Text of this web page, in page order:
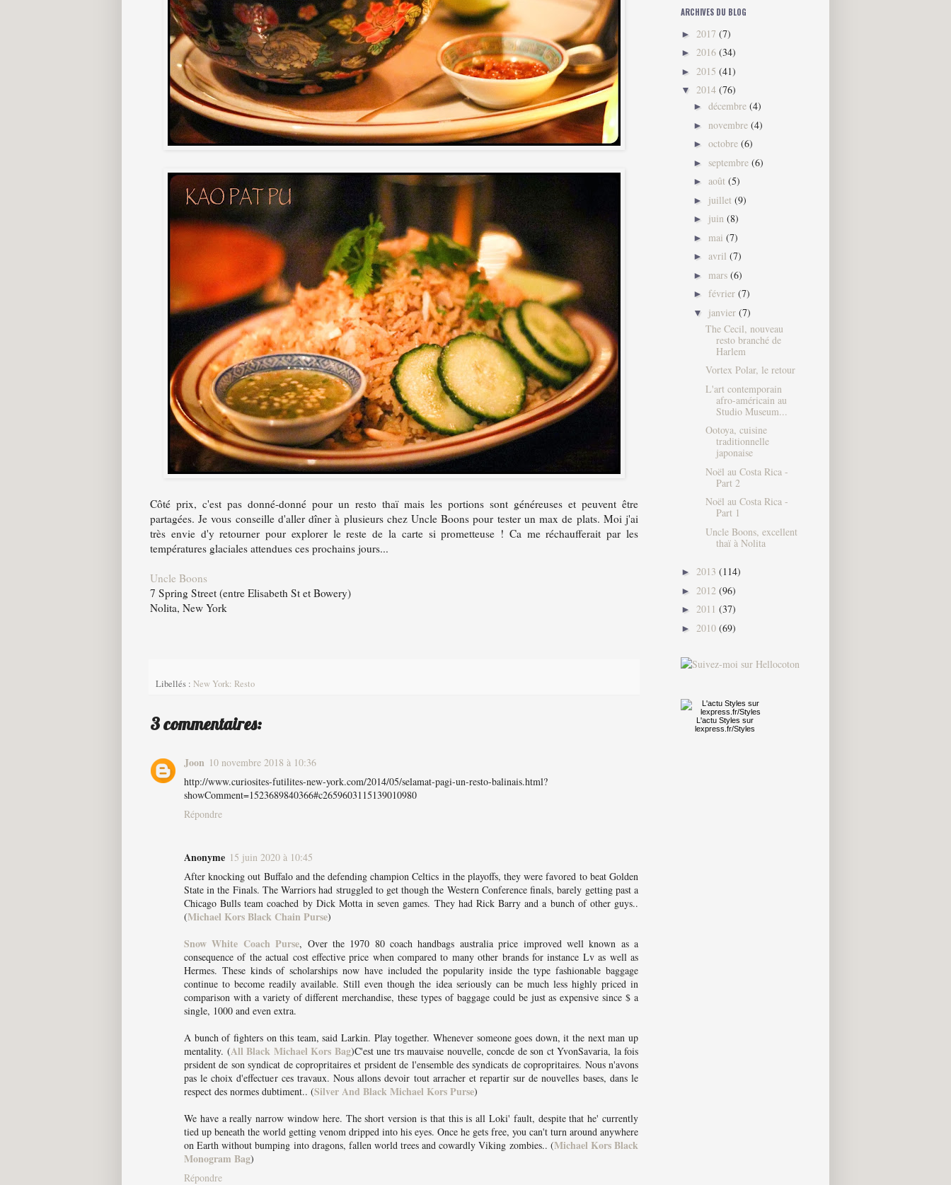
Côté prix, c'est pas donné-donné pour un resto thaï mais les portions sont généreuses et peuvent être
partagées. Je vous conseille d'aller dîner à plusieurs chez Uncle Boons pour tester un max de plats. Moi j'ai
très envie d'y retourner pour explorer le reste de la carte si prometteuse ! Ca me réchaufferait par les
températures glaciales attendues ces prochains jours...
Uncle Boons
7 Spring Street (entre Elisabeth St et Bowery)
Nolita, New York
Libellés : New York: Resto
3 commentaires:
Joon 10 novembre 2018 à 10:36
http://www.curiosites-futilites-new-york.com/2014/05/selamat-pagi-un-resto-balinais.html?
showComment=1523689840366#c2659603115139010980
Répondre
Anonyme 15 juin 2020 à 10:45
After knocking out Buffalo and the defending champion Celtics in the playoffs, they were favored to beat Golden
State in the Finals. The Warriors had struggled to get though the Western Conference finals, barely getting past a
Chicago Bulls team coached by Dick Motta in seven games. They had Rick Barry and a bunch of other guys..
(Michael Kors Black Chain Purse)
Snow White Coach Purse, Over the 1970 80 coach handbags australia price improved well known as a
consequence of the actual cost effective price when compared to many other brands for instance Lv as well as
Hermes. These kinds of scholarships now have included the popularity inside the type fashionable baggage
continue to become readily available. Still even though the idea seriously can be much less highly priced in
comparison with a variety of different merchandise, these types of baggage could be just as expensive since $ a
single, 1000 and even extra.
A bunch of fighters on this team, said Larkin. Play together. Whenever someone goes down, it the next man up
mentality. (All Black Michael Kors Bag)C'est une trs mauvaise nouvelle, concde de son ct YvonSavaria, la fois
prsident de son syndicat de copropritaires et prsident de l'ensemble des syndicats de copropritaires. Nous n'avons
pas le choix d'effectuer ces travaux. Nous allons devoir tout arracher et repartir sur de nouvelles bases, dans le
respect des normes dubtiment.. (Silver And Black Michael Kors Purse)
We have a really narrow window here. The short version is that this is all Loki' fault, despite that he' currently
tied up beneath the world getting venom dripped into his eyes. Once he gets free, you can't turn around anywhere
on Earth without bumping into dragons, fallen world trees and cowardly Viking zombies.. (Michael Kors Black
Monogram Bag)
Répondre
ARCHIVES DU BLOG
► 2017 (7)
► 2016 (34)
► 2015 (41)
▼ 2014 (76)
► décembre (4)
► novembre (4)
► octobre (6)
► septembre (6)
► août (5)
► juillet (9)
► juin (8)
► mai (7)
► avril (7)
► mars (6)
► février (7)
▼ janvier (7)
The Cecil, nouveau
resto branché de
Harlem
Vortex Polar, le retour
L'art contemporain
afro-américain au
Studio Museum...
Ootoya, cuisine
traditionnelle
japonaise
Noël au Costa Rica -
Part 2
Noël au Costa Rica -
Part 1
Uncle Boons, excellent
thaï à Nolita
► 2013 (114)
► 2012 (96)
► 2011 (37)
► 2010 (69)
L'actu Styles sur
lexpress.fr/Styles